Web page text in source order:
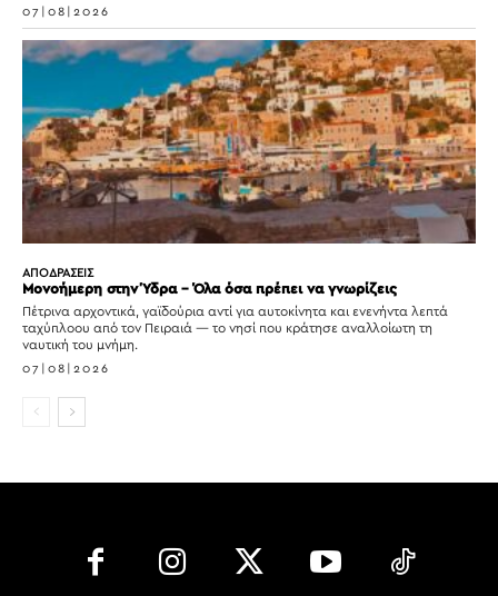
07|08|2026
ΑΠΟΔΡΑΣΕΙΣ
Μονοήμερη στην Ύδρα – Όλα όσα πρέπει να γνωρίζεις
Πέτρινα αρχοντικά, γαϊδούρια αντί για αυτοκίνητα και ενενήντα λεπτά
ταχύπλοου από τον Πειραιά — το νησί που κράτησε αναλλοίωτη τη
ναυτική του μνήμη.
07|08|2026